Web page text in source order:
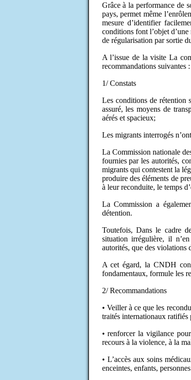
Grâce à la performance de
pays, permet même
mesure d’identifier
conditions font l’objet
de régularisation par sortie
A l’issue de la visite La
recommandations suivantes :
1/ Constats
Les conditions de rétention
assuré, les moyens de
aérés et spacieux;
Les migrants interrogés
La Commission nationale
fournies par les autorités,
migrants qui contestent la
produire des éléments de
à leur reconduite, le temps
La Commission a
détention.
Toutefois, Dans le cadre
situation irrégulière, il
autorités, que des violations
A cet égard, la CNDH
fondamentaux, formule les
2/ Recommandations
• Veiller à ce que les
traités internationaux ratifiés
• renforcer la vigilance
recours à la violence, à la
• L’accès aux soins
enceintes, enfants,